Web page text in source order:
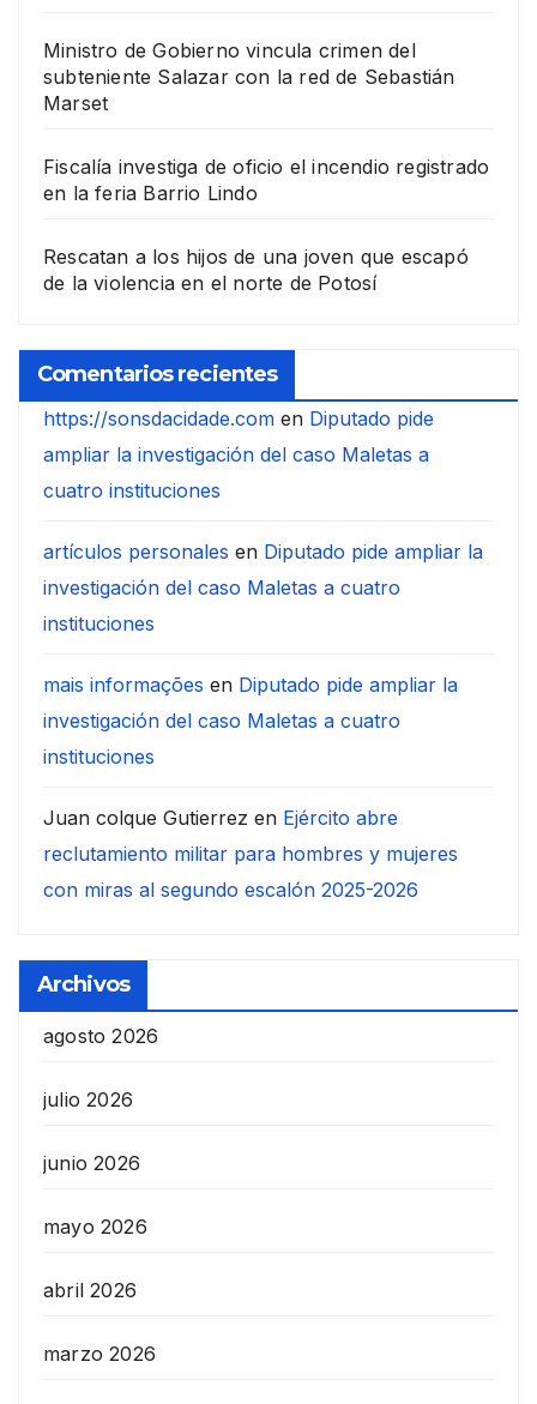
Ministro de Gobierno vincula crimen del
subteniente Salazar con la red de Sebastián
Marset
Fiscalía investiga de oficio el incendio registrado
en la feria Barrio Lindo
Rescatan a los hijos de una joven que escapó
de la violencia en el norte de Potosí
Comentarios recientes
https://sonsdacidade.com en Diputado pide
ampliar la investigación del caso Maletas a
cuatro instituciones
artículos personales en Diputado pide ampliar la
investigación del caso Maletas a cuatro
instituciones
mais informações en Diputado pide ampliar la
investigación del caso Maletas a cuatro
instituciones
Juan colque Gutierrez en Ejército abre
reclutamiento militar para hombres y mujeres
con miras al segundo escalón 2025-2026
Archivos
agosto 2026
julio 2026
junio 2026
mayo 2026
abril 2026
marzo 2026